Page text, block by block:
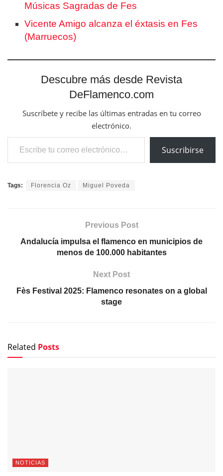
Músicas Sagradas de Fes
Vicente Amigo alcanza el éxtasis en Fes
(Marruecos)
Descubre más desde Revista
DeFlamenco.com
Suscríbete y recibe las últimas entradas en tu correo
electrónico.
Escribe tu correo electrónico…
Suscribirse
Tags: Florencia Oz Miguel Poveda
Previous Post
Andalucía impulsa el flamenco en municipios de
menos de 100.000 habitantes
Next Post
Fès Festival 2025: Flamenco resonates on a global
stage
Related Posts
NOTICIAS